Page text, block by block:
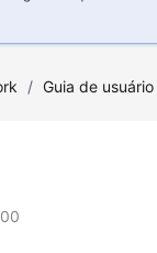
/ Guia de usuário